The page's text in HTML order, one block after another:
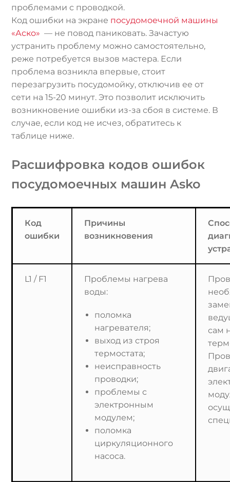
проблемами с проводкой.
Код ошибки на экране посудомоечной машины
«Аско» — не повод паниковать. Зачастую
устранить проблему можно самостоятельно,
реже потребуется вызов мастера. Если
проблема возникла впервые, стоит
перезагрузить посудомойку, отключив ее от
сети на 15-20 минут. Это позволит исключить
возникновение ошибки из-за сбоя в системе. В
случае, если код не исчез, обратитесь к
таблице ниже.
Расшифровка кодов ошибок
посудомоечных машин Asko
Код
ошибки
Причины
возникновения
L1 / F1
Проблемы нагрева
воды:
поломка
нагревателя;
выход из строя
термостата;
неисправность
проводки;
проблемы с
электронным
модулем;
поломка
циркуляционного
насоса.
сам